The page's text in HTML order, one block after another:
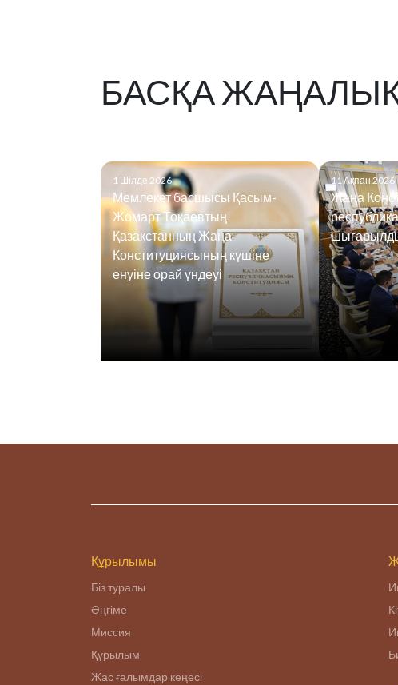
БАСҚА
1 Шілде 2026
Мемлекет басшысы Қасым-
Жомарт Тоқаевтың
Қазақстанның Жаңа
Конституциясының күшіне
енуіне орай үндеуі
11 Ақпан 2026
Жаңа
Құрылымы
Біз туралы
Әңгіме
Миссия
Құрылым
Жас ғалымдар кеңесі